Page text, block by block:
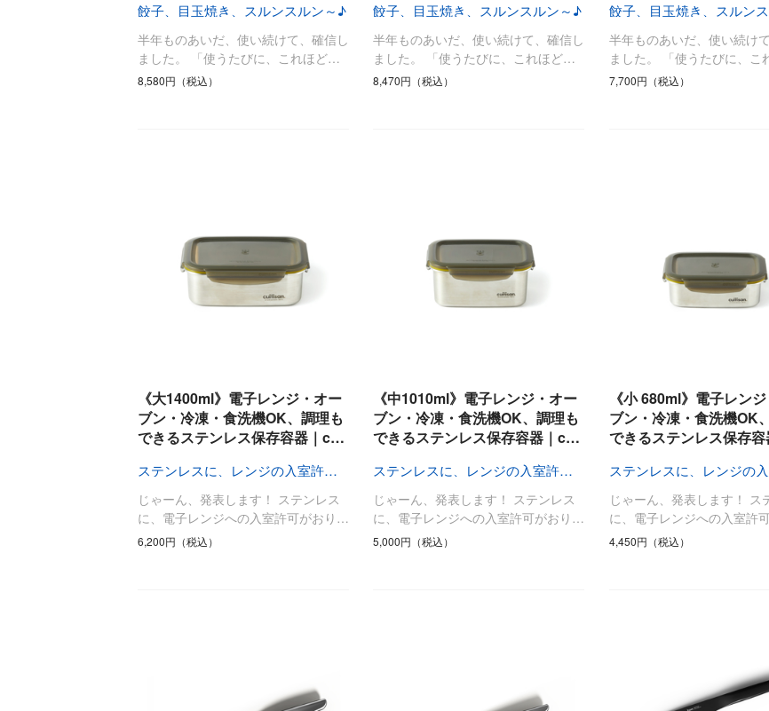
餃子、目玉焼き、スルンスルン～♪
半年ものあいだ、使い続けて、確信し
ました。 「使うたびに、これほど…
8,580円（税込）
餃子、目玉焼き、スルンスルン～♪
半年ものあいだ、使い続けて、確信し
ました。 「使うたびに、これほど…
8,470円（税込）
餃子、目玉焼き、スルン
半年ものあいだ、使い続け
ました。 「使うたびに、
7,700円（税込）
《大1400ml》電子レンジ・オー
ブン・冷凍・食洗機OK、調理も
できるステンレス保存容器｜c…
ステンレスに、レンジの入室許可がおりました〜
じゃーん、発表します！ ステンレス
に、電子レンジへの入室許可がおり…
6,200円（税込）
《中1010ml》電子レンジ・オー
ブン・冷凍・食洗機OK、調理も
できるステンレス保存容器｜c…
ステンレスに、レンジの入室許可がおりました〜
じゃーん、発表します！ ステンレス
に、電子レンジへの入室許可がおり…
5,000円（税込）
《小 680ml》電子レン
ブン・冷凍・食洗機OK
できるステンレス保存
じゃーん、発表します！ ス
に、電子レンジへの入室許
4,450円（税込）